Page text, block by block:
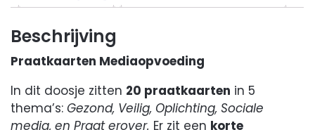
Beschrijving
Praatkaarten Mediaopvoeding
In dit doosje zitten 20 praatkaarten in 5
thema’s:Gezond, Veilig, Oplichting, Sociale
media, en Praat erover. Er zit een korte